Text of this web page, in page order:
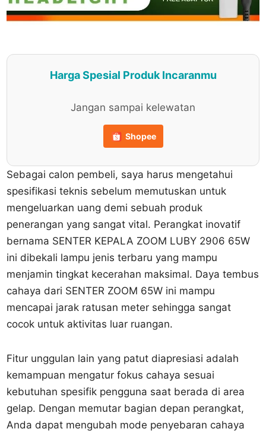
Harga Spesial Produk Incaranmu
Jangan sampai kelewatan
Shopee
Sebagai calon pembeli, saya harus mengetahui
spesifikasi teknis sebelum memutuskan untuk
mengeluarkan uang demi sebuah produk
penerangan yang sangat vital. Perangkat inovatif
bernama SENTER KEPALA ZOOM LUBY 2906 65W
ini dibekali lampu jenis terbaru yang mampu
menjamin tingkat kecerahan maksimal. Daya tembus
cahaya dari SENTER ZOOM 65W ini mampu
mencapai jarak ratusan meter sehingga sangat
cocok untuk aktivitas luar ruangan.
Fitur unggulan lain yang patut diapresiasi adalah
kemampuan mengatur fokus cahaya sesuai
kebutuhan spesifik pengguna saat berada di area
gelap. Dengan memutar bagian depan perangkat,
Anda dapat mengubah mode penyebaran cahaya